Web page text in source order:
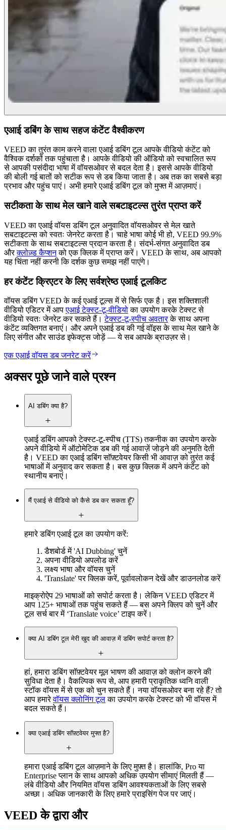
एआई डबिंग के साथ सहज कंटेंट वैश्वीकरण
VEED का तुरंत काम करने वाला एआई डबिंग टूल आपके वीडियो कंटेंट को
वैश्विक दर्शकों तक पहुंचाता है। आपके वीडियो की ऑडियो को स्वचालित रूप
से आपकी पसंदीदा भाषा में वॉयसओवर से बदल देता है। इससे आपके वीडियो
की बोली गई बातों को सटीक रूप से डब किया जाता है। अब तक का सबसे बड़ा
प्रभाव और पहुंच पाएं। अभी हमारे एआई डबिंग टूल को मुफ्त में आज़माएं।
सटीकता के साथ मेल खाने वाले सबटाइटल्स तुरंत प्राप्त करें
VEED का एआई वॉयस डबिंग टूल अनुवादित वॉयसओवर से मेल खाते
सबटाइटल्स को स्वतः जेनरेट करता है। चाहे भाषा कोई भी हो, VEED 99.9%
सटीकता के साथ सबटाइटल्स प्रदान करता है। संदर्भ-संगत अनुवादित डब
औरक्लोज़्ड कैप्शनको एक क्लिक में प्राप्त करें। VEED के साथ, अब आपको
यह चिंता नहीं करनी कि दर्शक कुछ समझ नहीं पाएंगे।
हर कंटेंट क्रिएटर के लिए सर्वश्रेष्ठ एआई टूलकिट
वॉयस डबिंग VEED के कई एआई टूल्स में से सिर्फ एक है। इस शक्तिशाली
वीडियो एडिटर में आपएआई टेक्स्ट-टू-वीडियो का उपयोग करके टेक्स्ट से
वीडियो स्वतः जेनरेट कर सकते हैं।टेक्स्ट-टू-स्पीच अवतारके साथ अपना
कंटेंट व्यक्तिगत बनाएं। और अपने एआई डब की गई वॉइस के साथ मेल खाने के
लिए संगीत और साउंड इफेक्ट्स जोड़ें — ये सब आपके ब्राउज़र से।
एक एआई वॉयस डब जनरेट करें
अक्सर पूछे जाने वाले प्रश्न
AI डबिंग क्या है?
एआई डबिंग आपको टेक्स्ट-टू-स्पीच (TTS) तकनीक का उपयोग करके
अपने वीडियो में ऑटोमेटिक डब की गई आवाज़ें जोड़ने की अनुमति देती
है। VEED का एआई डबिंग सॉफ़्टवेयर किसी भी आवाज़ को तुरंत कई
भाषाओं में अनुवाद कर सकता है। बस कुछ क्लिक में अपने कंटेंट को
स्थानीय बनाएं।
मैं एआई से वीडियो को कैसे डब कर सकता हूँ?
हमारे डबिंग एआई टूल का उपयोग करें:
डैशबोर्ड में 'AI Dubbing' चुनें
अपना वीडियो अपलोड करें
लक्ष्य भाषा और वॉयस चुनें
'Translate' पर क्लिक करें, पूर्वावलोकन देखें और डाउनलोड करें
माइक्रोऐप 29 भाषाओं को सपोर्ट करता है। लेकिन VEED एडिटर में
आप 125+ भाषाओं तक पहुंच सकते हैं — बस अपने क्लिप को चुनें और
टूल सर्च बार में ‘Translate voice’ टाइप करें।
क्या AI डबिंग टूल मेरी खुद की आवाज़ में डबिंग सपोर्ट करता है?
हां, हमारा डबिंग सॉफ़्टवेयर मूल भाषण की आवाज़ को क्लोन करने की
सुविधा देता है। वैकल्पिक रूप से, आप हमारी प्राकृतिक ध्वनि वाली
स्टॉक वॉयस में से एक को चुन सकते हैं। नया वॉयसओवर बना रहे हैं? तो
आप हमारेवॉयस क्लोनिंग टूलका उपयोग करके टेक्स्ट को भी वॉयस में
बदल सकते हैं।
क्या एआई डबिंग सॉफ़्टवेयर मुफ्त है?
हमारा एआई डबिंग टूल आज़माने के लिए मुफ़्त है। हालांकि, Pro या
Enterprise प्लान के साथ आपको अधिक उपयोग सीमाएं मिलती हैं —
लंबे वीडियो और नियमित वॉयस डबिंग आवश्यकताओं के लिए सबसे
अच्छा। अधिक जानकारी के लिए हमारे प्राइसिंग पेज पर जाएं।
VEED के द्वारा और